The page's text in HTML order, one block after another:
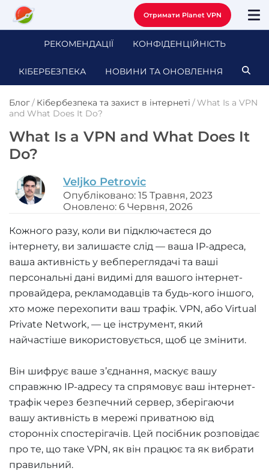
Отримати Planet VPN
РЕКОМЕНДАЦІЇ КОНФІДЕНЦІЙНІСТЬ
КІБЕРБЕЗПЕКА НОВИНИ ТА ОНОВЛЕННЯ
Блог/ Кібербезпека та захист в інтернеті /What Is a VPN
and What Does It Do?
What Is a VPN and What Does It
Do?
Veljko Petrovic
Опубліковано: 15 Травня, 2023
Оновлено: 6 Червня, 2026
Кожного разу, коли ви підключаєтеся до
інтернету, ви залишаєте слід — ваша IP-адреса,
ваша активність у вебпереглядачі та ваші
персональні дані видимі для вашого інтернет-
провайдера, рекламодавців та будь-кого іншого,
хто може перехопити ваш трафік. VPN, або Virtual
Private Network, — це інструмент, який
найчастіше використовується, щоб це змінити.
Він шифрує ваше з’єднання, маскує вашу
справжню IP-адресу та спрямовує ваш інтернет-
трафік через безпечний сервер, зберігаючи
вашу активність в мережі приватною від
сторонніх спостерігачів. Цей посібник розповідає
про те, що таке VPN, як він працює та як вибрати
правильний.